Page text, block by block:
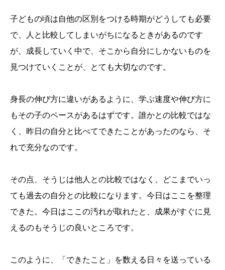
子どもの頃は自他の区別をつける時期がどうしても必要
で、人と比較してしまいがちになるときがあるのです
が、成長していく中で、そこから自分にしかないものを
見つけていくことが、とても大切なのです。
身長の伸び方に違いがあるように、学ぶ速度や伸び方に
もその子のペースがあるはずです。誰かとの比較ではな
く、昨日の自分と比べてできたことがあったのなら、そ
れで充分なのです。
その点、そうじは他人との比較ではなく、どこまでいっ
ても過去の自分との比較になります。今日はここを整理
できた。今日はここの汚れが取れたと、成果がすぐに見
えるのもそうじの良いところです。
このように、「できたこと」を数える日々を送っている